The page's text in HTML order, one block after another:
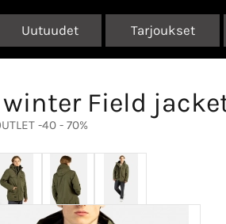
Uutuudet Tarjoukset
winter Field
-40 - 70%